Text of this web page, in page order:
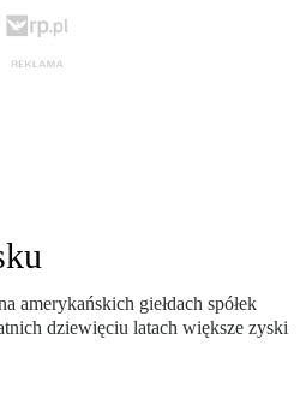
amerykańskich giełdach spółek
dziewięciu latach większe zyski